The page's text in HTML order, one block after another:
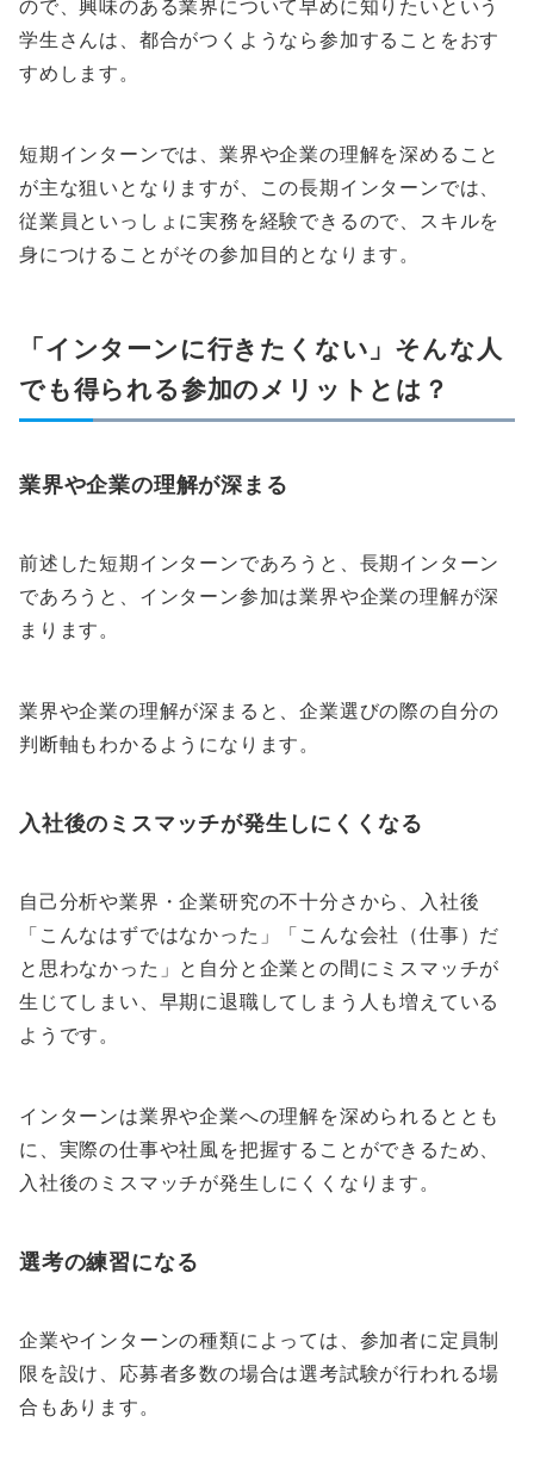
ので、興味のある業界について早めに知りたいという
学生さんは、都合がつくようなら参加することをおす
すめします。
短期インターンでは、業界や企業の理解を深めること
が主な狙いとなりますが、この長期インターンでは、
従業員といっしょに実務を経験できるので、スキルを
身につけることがその参加目的となります。
「インターンに行きたくない」そんな人
でも得られる参加のメリットとは？
業界や企業の理解が深まる
前述した短期インターンであろうと、長期インターン
であろうと、インターン参加は業界や企業の理解が深
まります。
業界や企業の理解が深まると、企業選びの際の自分の
判断軸もわかるようになります。
入社後のミスマッチが発生しにくくなる
自己分析や業界・企業研究の不十分さから、入社後
「こんなはずではなかった」「こんな会社（仕事）だ
と思わなかった」と自分と企業との間にミスマッチが
生じてしまい、早期に退職してしまう人も増えている
ようです。
インターンは業界や企業への理解を深められるととも
に、実際の仕事や社風を把握することができるため、
入社後のミスマッチが発生しにくくなります。
選考の練習になる
企業やインターンの種類によっては、参加者に定員制
限を設け、応募者多数の場合は選考試験が行われる場
合もあります。